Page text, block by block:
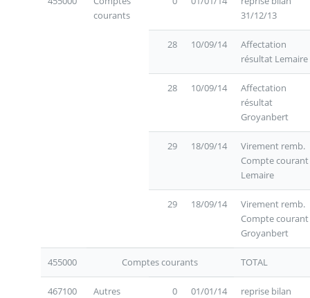
courants
31/12/13
28 10/09/14
Affectation
résultat Lemaire
28 10/09/14
Affectation
résultat
Groyanbert
29 18/09/14
Virement remb.
Compte courant
Lemaire
29 18/09/14
Virement remb.
Compte courant
Groyanbert
455000 Comptes courants TOTAL
467100
Autres
0 01/01/14
reprise bilan